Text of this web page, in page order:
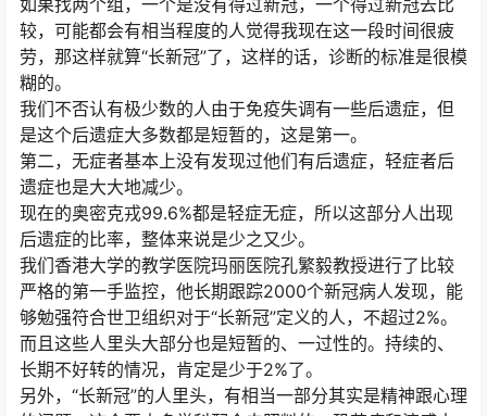
如果找两个组，一个是没有得过新冠，一个得过新冠去比
较，可能都会有相当程度的人觉得我现在这一段时间很疲
劳，那这样就算“长新冠”了，这样的话，诊断的标准是很模
糊的。
我们不否认有极少数的人由于免疫失调有一些后遗症，但
是这个后遗症大多数都是短暂的，这是第一。
第二，无症者基本上没有发现过他们有后遗症，轻症者后
遗症也是大大地减少。
现在的奥密克戎99.6%都是轻症无症，所以这部分人出现
后遗症的比率，整体来说是少之又少。
我们香港大学的教学医院玛丽医院孔繁毅教授进行了比较
严格的第一手监控，他长期跟踪2000个新冠病人发现，能
够勉强符合世卫组织对于“长新冠”定义的人，不超过2%。
而且这些人里头大部分也是短暂的、一过性的。持续的、
长期不好转的情况，肯定是少于2%了。
另外，“长新冠”的人里头，有相当一部分其实是精神跟心理